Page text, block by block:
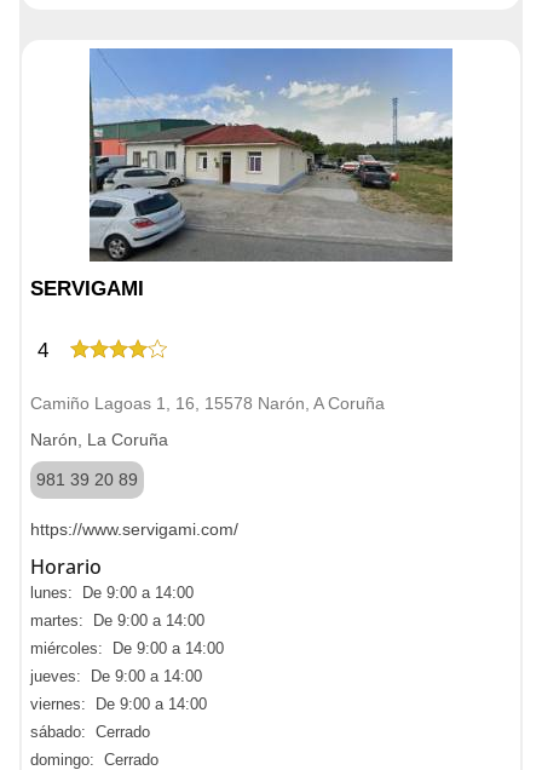
SERVIGAMI
4
Camiño Lagoas 1, 16, 15578 Narón, A Coruña
Narón, La Coruña
981 39 20 89
https://www.servigami.com/
Horario
lunes: De 9:00 a 14:00
martes: De 9:00 a 14:00
miércoles: De 9:00 a 14:00
jueves: De 9:00 a 14:00
viernes: De 9:00 a 14:00
sábado: Cerrado
domingo: Cerrado